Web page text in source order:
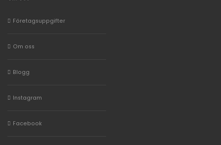
Företagsuppgifter
Om oss
Blogg
Instagram
Facebook